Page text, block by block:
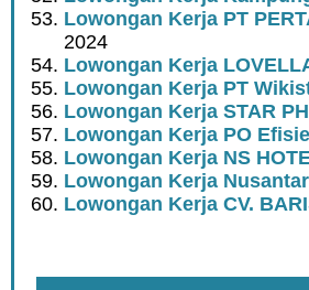
Lowongan Kerja PT
2024
Lowongan Kerja
Lowongan Kerja PT
Lowongan Kerja STAR
Lowongan Kerja PO
Lowongan Kerja NS
Lowongan Kerja
Lowongan Kerja CV.